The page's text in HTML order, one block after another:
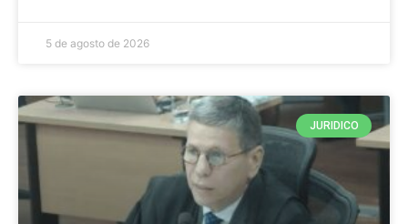
5 de agosto de 2026
JURIDICO